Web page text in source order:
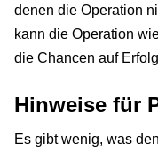
denen die Operation
kann die Operation
die Chancen auf
Hinweise für
Es gibt wenig, was